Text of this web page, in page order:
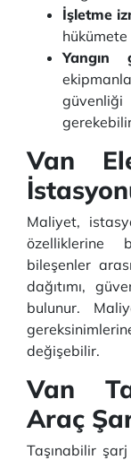
İşletme
Yangın
Van
Maliyet,
özelliklerine
bileşenler
dağıtımı,
bulunur.
değişebilir.
Van
Araç
Taşınabilir